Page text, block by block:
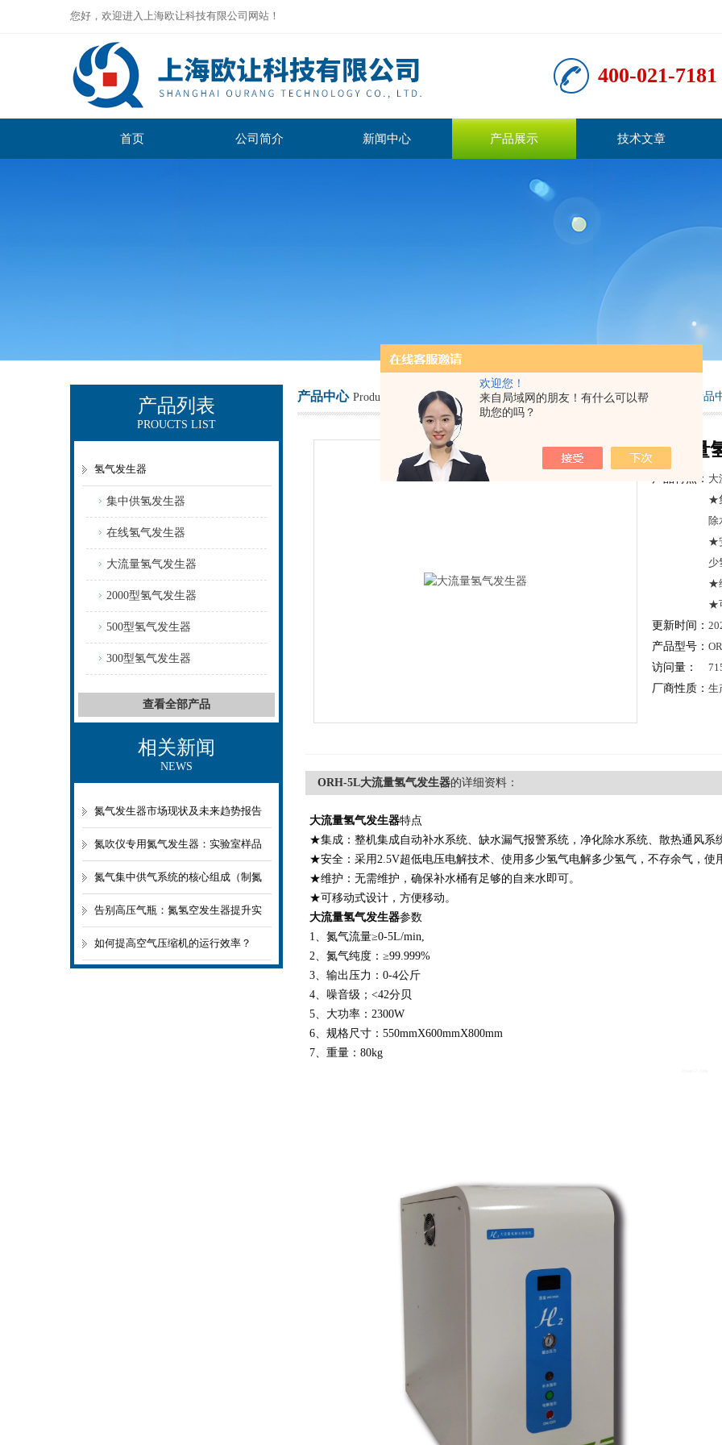
欢迎您！
来自局域网的朋友！有什么可以帮
助您的吗？
您好，欢迎进入上海欧让科技有限公司网站！
400-021-7181
首页 公司简介 新闻中心 产品展示 技术文章
产品列表
PROUCTS LIST
氢气发生器
集中供氢发生器
在线氢气发生器
大流量氢气发生器
2000型氢气发生器
500型氢气发生器
300型氢气发生器
查看全部产品
相关新闻
NEWS
氮气发生器市场现状及未来趋势报告
2026
氮吹仪专用氮气发生器：实验室样品
前处理的“绿色心脏”
氮气集中供气系统的核心组成（制氮
+储气+调压+分配）详解
告别高压气瓶：氮氢空发生器提升实
验室安全性与便利性
如何提高空气压缩机的运行效率？
产品中心 Products 当前位置： 产品
大流量
产品特点： 大
★
除
★
少
★
★
更新时间：
产品型号：
访问量：
厂商性质： 生
ORH-5L大流量氢气发生器的详细资料：
大流量氢气发生器特点
★集成：整机集成自动补水系统、缺水漏气报警系统，净化除水系统、散热通风系
★安全：采用2.5V超低电压电解技术、使用多少氢气电解多少氢气，不存余气，使
★维护：无需维护，确保补水桶有足够的自来水即可。
★可移动式设计，方便移动。
大流量氢气发生器参数
1、氮气流量≥0-5L/min,
2、氮气纯度：≥99.999%
3、输出压力：0-4公斤
4、噪音级；<42分贝
5、大功率：2300W
6、规格尺寸：550mmX600mmX800mm
7、重量：80kg